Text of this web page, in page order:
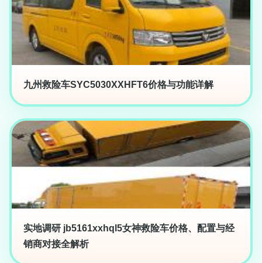
九州救险车SYC5030XXHFT6价格与功能详解
实地调研 jb5161xxhql5女神救险车价格、配置与经
销商对接全解析